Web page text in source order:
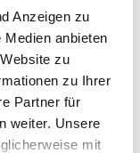
Anzeigen zu
anbieten
zu
zu Ihrer
Partner für
weiter. Unsere
mit